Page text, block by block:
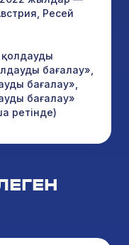
Ресей
бағалау»,
бағалау»,
бағалау»
ретінде)